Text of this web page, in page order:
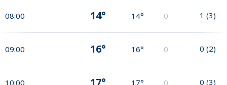
08:00 14° 14° 0 1 (3)
09:00 16° 16° 0 0 (2)
10:00 17° 0 0 (3)